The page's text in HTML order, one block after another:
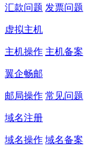
汇款问题 发票问题
虚拟主机
主机操作 主机备案
翼企畅邮
邮局操作 常见问题
域名注册
域名操作 域名备案